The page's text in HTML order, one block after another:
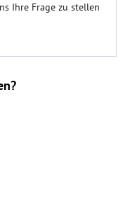
Ihre Frage zu stellen